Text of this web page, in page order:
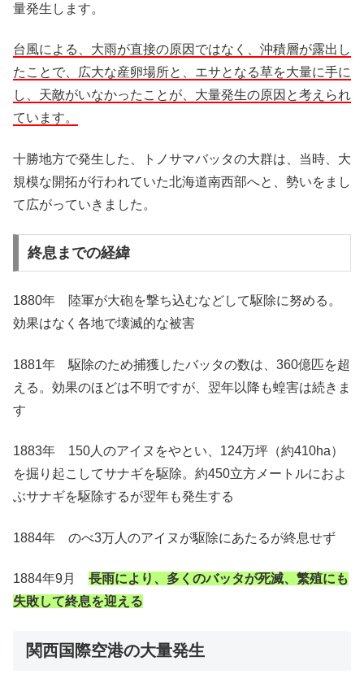
量発生します。
台風による、大雨が直接の原因ではなく、沖積層が露出し
たことで、広大な産卵場所と、エサとなる草を大量に手に
し、天敵がいなかったことが、大量発生の原因と考えられ
ています。
十勝地方で発生した、トノサマバッタの大群は、当時、大
規模な開拓が行われていた北海道南西部へと、勢いをまし
て広がっていきました。
終息までの経緯
1880年 陸軍が大砲を撃ち込むなどして駆除に努める。
効果はなく各地で壊滅的な被害
1881年 駆除のため捕獲したバッタの数は、360億匹を超
える。効果のほどは不明ですが、翌年以降も蝗害は続きま
す
1883年 150人のアイヌをやとい、124万坪（約410ha）
を掘り起こしてサナギを駆除。約450立方メートルにおよ
ぶサナギを駆除するが翌年も発生する
1884年 のべ3万人のアイヌが駆除にあたるが終息せず
1884年9月 長雨により、多くのバッタが死滅、繁殖にも
失敗して終息を迎える
関西国際空港の大量発生